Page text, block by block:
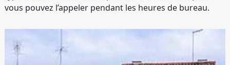
vous pouvez l’appeler pendant les heures de bureau.